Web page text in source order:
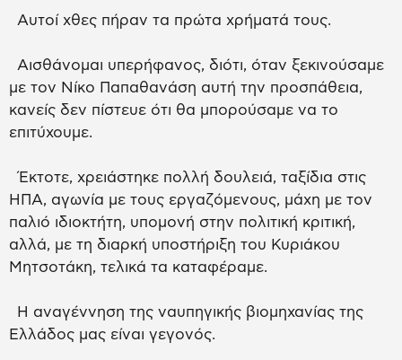
Αυτοί χθες πήραν τα πρώτα χρήματά τους.
Αισθάνομαι υπερήφανος, διότι, όταν ξεκινούσαμε
με τον Νίκο Παπαθανάση αυτή την προσπάθεια,
κανείς δεν πίστευε ότι θα μπορούσαμε να το
επιτύχουμε.
Έκτοτε, χρειάστηκε πολλή δουλειά, ταξίδια στις
ΗΠΑ, αγωνία με τους εργαζόμενους, μάχη με τον
παλιό ιδιοκτήτη, υπομονή στην πολιτική κριτική,
αλλά, με τη διαρκή υποστήριξη του Κυριάκου
Μητσοτάκη, τελικά τα καταφέραμε.
Η αναγέννηση της ναυπηγικής βιομηχανίας της
Ελλάδος μας είναι γεγονός.